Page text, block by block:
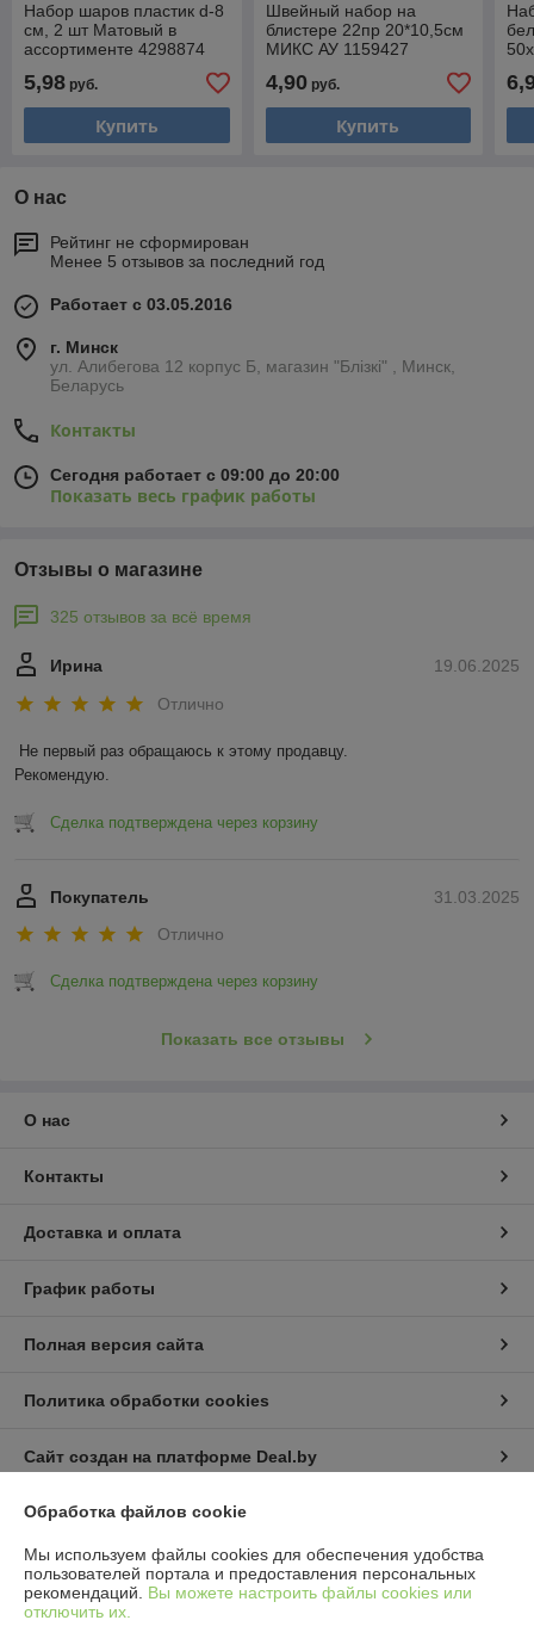
Набор шаров пластик d-8
см, 2 шт Матовый в
ассортименте 4298874
5,98 руб.
Купить
Швейный набор на
блистере 22пр 20*10,5см
МИКС АУ 1159427
4,90руб.
Купить
О нас
Рейтинг не сформирован
Менее 5 отзывов за последний год
Работает с 03.05.2016
г. Минск
ул. Алибегова 12 корпус Б, магазин "Блiзкi" , Минск,
Беларусь
Контакты
Сегодня работает с 09:00 до 20:00
Показать весь график работы
Отзывы о магазине
325 отзывов за всё время
19.06.2025
Ирина
Отлично
Не первый раз обращаюсь к этому продавцу.
Рекомендую.
Сделка подтверждена через корзину
31.03.2025
Покупатель
Отлично
Сделка подтверждена через корзину
Показать все отзывы
О нас
Контакты
Доставка и оплата
График работы
Полная версия сайта
Политика обработки cookies
Сайт создан на платформе Deal.by
Юридическое лицо:ИП Пышный Александр Александрович
Минская обл. Пуховичский р-н. п.Дружный ул.Шамановского д.35 кв.56
Обработка файлов cookie
Мы используем файлы cookies для обеспечения удобства
пользователей портала и предоставления персональных
рекомендаций. Вы можете настроить файлы cookies или
отключить их.